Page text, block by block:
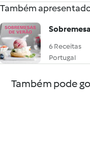
Também
6 Receitas
Portugal
Também pode